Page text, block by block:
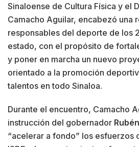
Sinaloense de Cultura Física y el
Camacho Aguilar, encabezó una
responsables del deporte de los
estado, con el propósito de
y poner en marcha un nuevo
orientado a la promoción
talentos en todo Sinaloa.
Durante el encuentro, Camacho
instrucción del gobernador
“acelerar a fondo” los esfuerzos